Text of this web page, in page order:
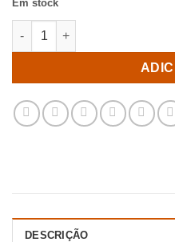
Em stock
Quantidade de Cadeira
DESCRIÇÃO